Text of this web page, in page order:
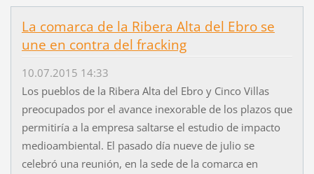
La comarca de la Ribera Alta del Ebro se
une en contra del fracking
10.07.2015 14:33
Los pueblos de la Ribera Alta del Ebro y Cinco Villas
preocupados por el avance inexorable de los plazos que
permitiría a la empresa saltarse el estudio de impacto
medioambiental. El pasado día nueve de julio se
celebró una reunión, en la sede de la comarca en